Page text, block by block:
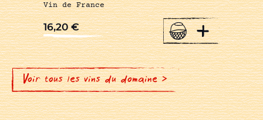
Vin de France
16,20€ +
Voir tous les vins du domaine >